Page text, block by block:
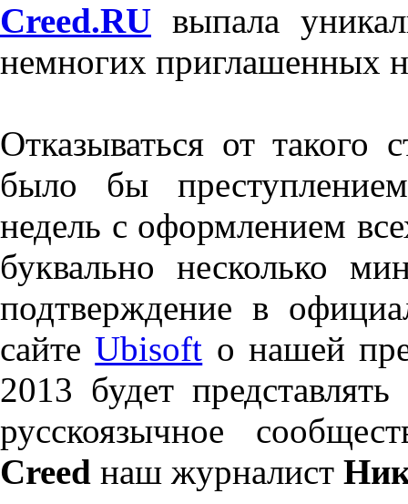
Creed.RU выпала
немногих приглашенных
Отказываться от такого
было бы
недель с оформлением
буквально несколько
подтверждение в
сайтеUbisoft о нашей
2013 будет
русскоязычное
Creed наш журналист